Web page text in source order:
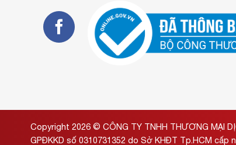
Copyright 2026 © CÔNG TY TNHH THƯƠNG MẠI
GPĐKKD số 0310731352 do Sở KHĐT Tp.HCM cấp